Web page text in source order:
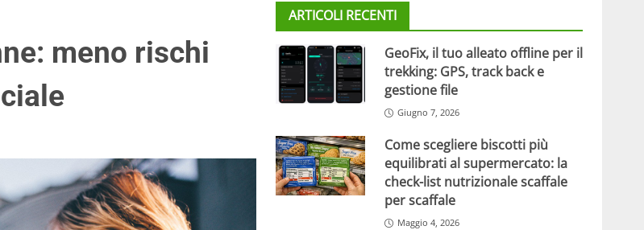
meno rischi
ARTICOLI RECENTI
GeoFix, il tuo alleato offline per il
trekking: GPS, track back e
gestione file
Giugno 7, 2026
Come scegliere biscotti più
equilibrati al supermercato: la
check-list nutrizionale scaffale
per scaffale
Maggio 4, 2026